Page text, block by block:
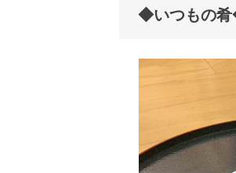
◆いつもの肴